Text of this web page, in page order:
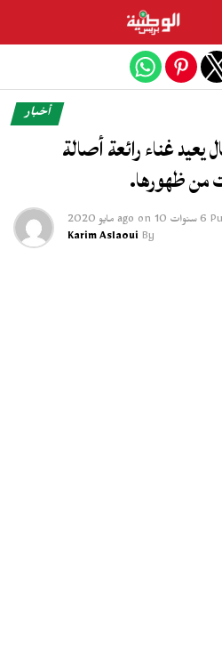
أخبار
غناء رائعة أصالة
من ظهورها.
6 سنوات ago on 10 مايو 2020
By
Karim Aslaoui
Exit mobile